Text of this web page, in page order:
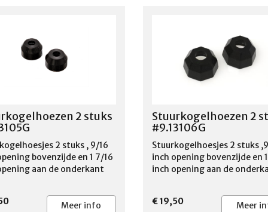
2 stuks
2 stuks , 9/16
bovenzijde en 1 7/16
aan de onderkant
Meer info
Stuurkogelhoezen 2
#9.13106G
Stuurkogelhoesjes 2 stuks
inch opening bovenzijde en
inch opening aan de
€ 19,50 Meer